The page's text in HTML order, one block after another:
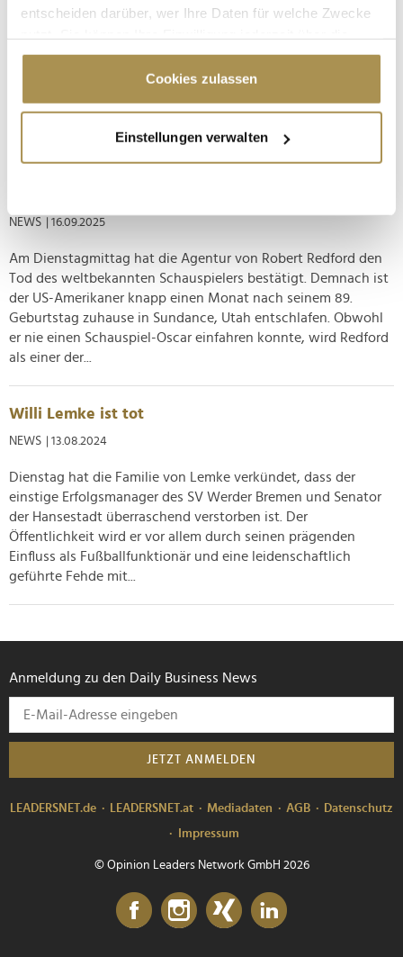
entscheiden darüber, wer Ihre Daten für welche Zwecke
Cookie-Erklärung oder durch Klicken auf das Privacy
Trigger Symbol ändern oder widerrufen
Informationen über Ihre geografische Lage
erfassen, welche bis auf einige Meter genau sein
Erfahren Sie mehr darüber, wie Ihre persönlichen Daten
verarbeitet werden, und legen Sie Ihre Präferenzen im
Abschnitt Einzelheitenfest.
Wir verwenden Cookies, um Inhalte und Anzeigen zu
personalisieren, Funktionen für soziale Medien anbieten
zu können und die Zugriffe auf unsere Website zu
analysieren. Außerdem geben wir Informationen zu Ihrer
soziale Medien, Werbung und Analysen weiter. Unsere
Partner führen diese Informationen möglicherweise mit
weiteren Daten zusammen, die Sie ihnen bereitgestellt
haben oder die sie im Rahmen Ihrer Nutzung der Dienste
gesammelt haben.
Cookies zulassen
Einstellungen verwalten
Wie am Sonntagnachmittag aus Berlin vermeldet wurde, ist
die ehemalige Bundestagspräsidentin Rita Süssmuth im Alter
von 88 Jahren verstorben. Aktuelle Amtsträger würdigen ihr
Schaffen und sprechen von einem "Leitstern für unser
demokratisches Gemeinwesen"; einer "politischen
Ausnahmeerscheinung" und...
NEWS | 16.09.2025
Am Dienstagmittag hat die Agentur von Robert Redford den
Tod des weltbekannten Schauspielers bestätigt. Demnach ist
der US-Amerikaner knapp einen Monat nach seinem 89.
Geburtstag zuhause in Sundance, Utah entschlafen. Obwohl
er nie einen Schauspiel-Oscar einfahren konnte, wird Redford
als einer der...
Willi Lemke ist tot
NEWS | 13.08.2024
Dienstag hat die Familie von Lemke verkündet, dass der
einstige Erfolgsmanager des SV Werder Bremen und Senator
der Hansestadt überraschend verstorben ist. Der
Öffentlichkeit wird er vor allem durch seinen prägenden
Einfluss als Fußballfunktionär und eine leidenschaftlich
geführte Fehde mit...
Anmeldung zu den Daily Business News
JETZT ANMELDEN
LEADERSNET.de LEADERSNET.at Mediadaten AGB
Datenschutz
Impressum
© Opinion Leaders Network GmbH 2026